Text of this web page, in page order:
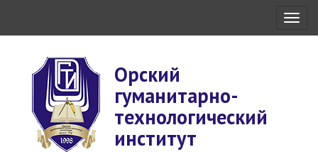
Орский
гуманитарно-
технологический
институт